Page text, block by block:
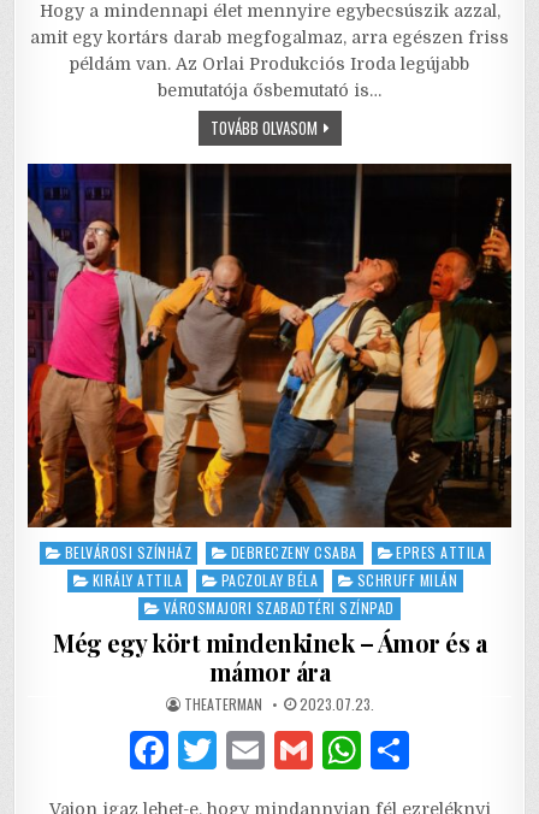
c
e
b
o
k
it
te
r
ai
l
ai
l
at
s
A
p
ar
e
Hogy a mindennapi élet mennyire egybecsúszik azzal,
amit egy kortárs darab megfogalmaz, arra egészen friss
példám van. Az Orlai Produkciós Iroda legújabb
bemutatója ősbemutató is…
TOVÁBB OLVASOMSKORPIÓ
–
VÉGZETES
GENERÁCIÓVÁLTÁS
MAGYAR
MÓDRA
Posted
BELVÁROSI SZÍNHÁZ DEBRECZENY CSABA
EPRES ATTILA
KIRÁLY ATTILA
PACZOLAY BÉLA
SCHRUFF MILÁN
VÁROSMAJORI SZABADTÉRI SZÍNPAD
Még egy kört mindenkinek – Ámor és a
mámor ára
AUTHOR:
THEATERMAN PUBLISHED
DATE:
2023.07.23.
F T E G W
Vajon igaz lehet-e, hogy mindannyian fél ezreléknyi